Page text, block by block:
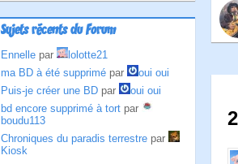
Sujets récents du Forum
Ennelle par
lolotte21
ma BD à été supprimé par
oui oui
Puis-je créer une BD par
oui oui
bd encore supprimé à tort par
boudu113
Chroniques du paradis terrestre par
Kiosk